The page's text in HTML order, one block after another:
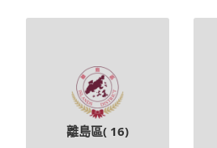
離島區( 16)